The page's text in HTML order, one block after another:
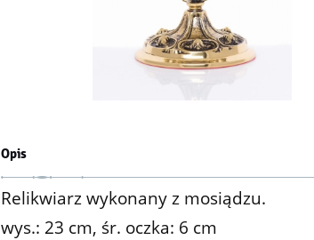
Opis
Relikwiarz wykonany z mosiądzu.
wys.: 23 cm, śr. oczka: 6 cm